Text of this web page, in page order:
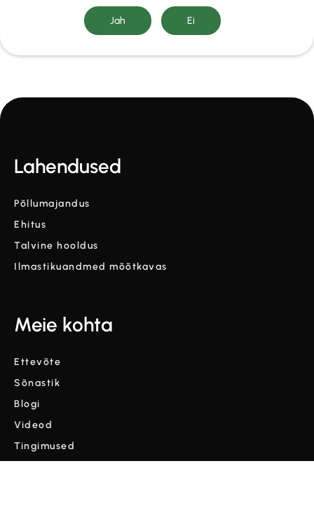
Lahendused
Põllumajandus
Ehitus
Talvine hooldus
Ilmastikuandmed mõõtkavas
Meie kohta
Ettevõte
Sõnastik
Blogi
Videod
Tingimused